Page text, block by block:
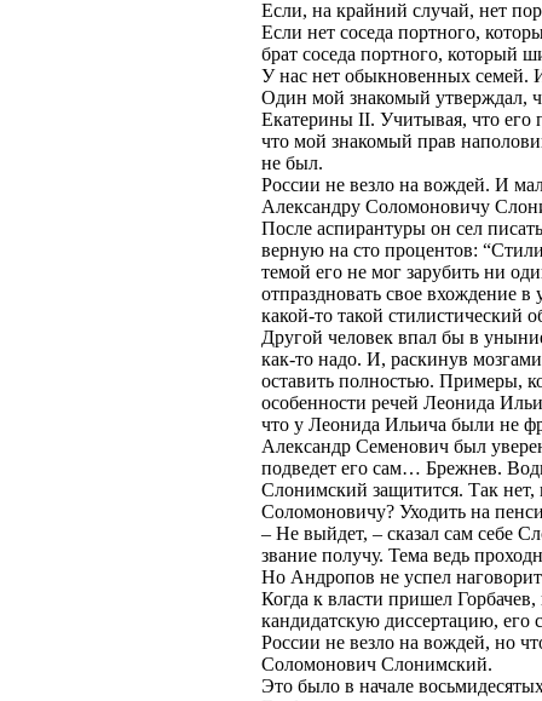
Если, на крайний случай, нет
Если нет соседа портного,
брат соседа портного, который
У нас нет обыкновенных семей. И
Один мой знакомый утверждал,
Екатерины II. Учитывая, что его
что мой знакомый прав
не был.
России не везло на вождей. И
Александру Соломоновичу
После аспирантуры он сел
верную на сто процентов:
темой его не мог зарубить ни
отпраздновать свое вхождение
какой-то такой стилистический
Другой человек впал бы в
как-то надо. И, раскинув
оставить полностью. Примеры,
особенности речей Леонида
что у Леонида Ильича были не
Александр Семенович был
подведет его сам… Брежнев.
Слонимский защитится. Так нет,
Соломоновичу? Уходить на
– Не выйдет, – сказал сам себе
звание получу. Тема ведь
Но Андропов не успел
Когда к власти пришел
кандидатскую диссертацию, его
России не везло на вождей, но
Соломонович Слонимский.
Это было в начале